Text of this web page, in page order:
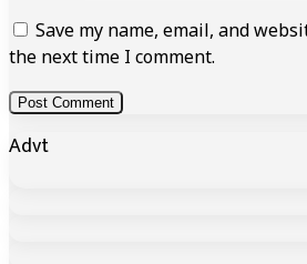
Save my name, email, and
the next time I comment.
Advt